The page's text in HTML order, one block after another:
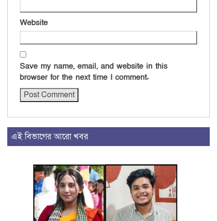
Website
Save my name, email, and website in this
browser for the next time I comment.
এই বিভাগের আরো খবর